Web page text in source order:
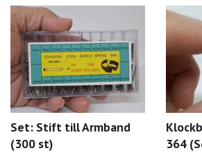
Set: Stift till Armband
(300 st)
364